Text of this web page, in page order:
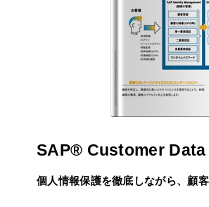
SAP® Customer Data
個人情報保護を徹底しながら、顧